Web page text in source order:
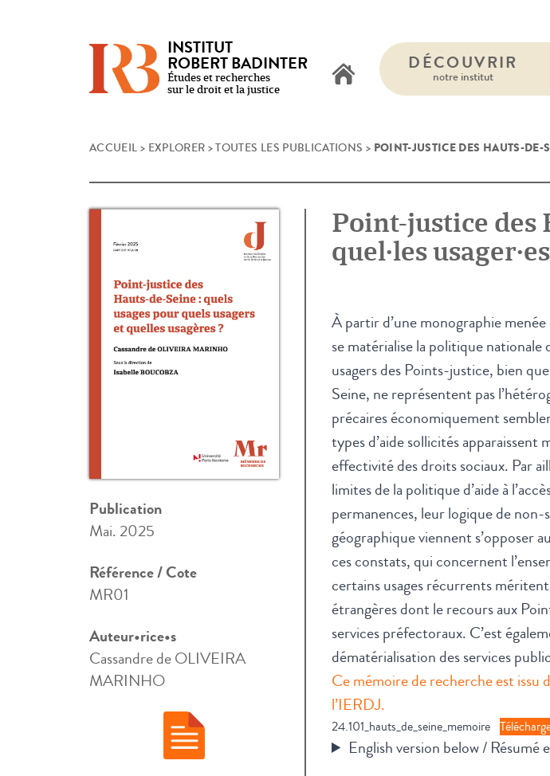
INSTITUT
ROBERT BADINTER
Études et recherches
sur le droit et la justice
DÉCOUVRIR
notre institut
ACCUEIL > EXPLORER >TOUTES LES PUBLICATIONS > POINT-JUSTICE DES HAUTS-DE-
Point-justice des
quel·les
À partir d’une monographie
se matérialise la politique nationale
usagers des Points-justice, bien
Seine, ne représentent pas
précaires économiquement
types d’aide sollicités
effectivité des droits sociaux. Par
limites de la politique d’aide à
permanences, leur logique de
géographique viennent s’opposer
ces constats, qui concernent
certains usages récurrents
étrangères dont le recours aux
services préfectoraux. C’est
dématérialisation des services
Ce mémoire de recherche est issu
l’IERDJ.
24.101_hauts_de_seine_memoire
English version below / Résumé
Publication
Mai. 2025
Référence / Cote
MR01
Auteur•rice•s
Cassandre de OLIVEIRA
MARINHO